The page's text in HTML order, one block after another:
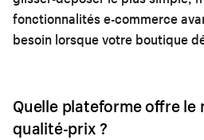
fonctionnalités e-commerce
besoin lorsque votre boutique
Quelle plateforme offre
qualité-prix ?